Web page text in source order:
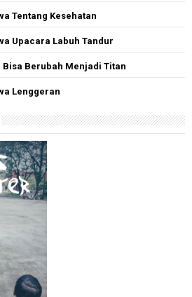
Tentang Kesehatan
Upacara Labuh Tandur
Bisa Berubah Menjadi Titan
Lenggeran